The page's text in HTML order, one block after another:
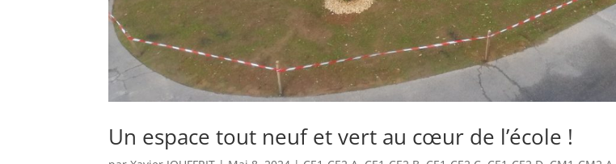
Un espace tout neuf et vert au cœur de l’école !